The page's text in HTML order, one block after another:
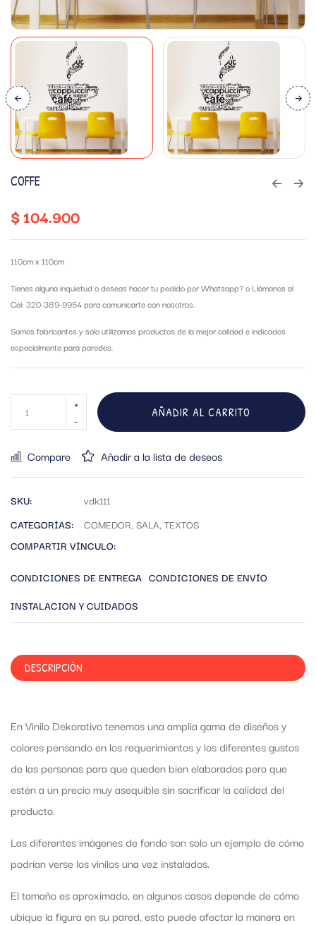
COFFE
$104.900
110cm x 110cm
Tienes alguna inquietud o deseas hacer tu pedido por Whatsapp?o Llámanos al
Cel: 320-389-9954 para comunicarte con nosotros.
Somos fabricantes y sólo utilizamos productos de la mejor calidad e indicados
especialmente para paredes.
AÑADIR AL CARRITO
Compare Añadir a la lista de deseos
SKU:
vdk111
CATEGORÍAS:
COMEDOR, SALA, TEXTOS
COMPARTIR VÍNCULO:
CONDICIONES DE ENTREGA CONDICIONES DE ENVÍO
INSTALACION Y CUIDADOS
DESCRIPCIÓN
En Vinilo Dekorativo tenemos una amplia gama de diseños y
colores pensando en los requerimientos y los diferentes gustos
de las personas para que queden bien elaborados pero que
estén a un precio muy asequible sin sacrificar la calidad del
producto.
Las diferentes imágenes de fondo son solo un ejemplo de cómo
podrían verse los vinilos una vez instalados.
El tamaño es aproximado, en algunos casos depende de cómo
ubique la figura en su pared, esto puede afectar la manera en